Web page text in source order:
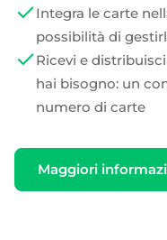
Integra le carte
possibilità di
Ricevi e
hai bisogno: un
numero di carte
Maggiori